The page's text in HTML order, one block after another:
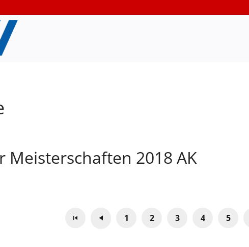
Meisterschaften 2018 AK
1 2 3 4 5